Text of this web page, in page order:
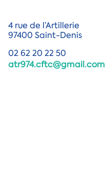
4 rue de l’Artillerie
97400 Saint-Denis
02 62 20 22 50
atr974.cftc@gmail.com